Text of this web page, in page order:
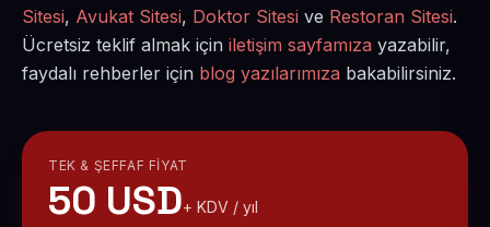
Sitesi, Avukat Sitesi, Doktor Sitesi ve Restoran Sitesi.
Ücretsiz teklif almak için iletişim sayfamıza yazabilir,
faydalı rehberler için blog yazılarımıza bakabilirsiniz.
TEK & ŞEFFAF FIYAT
50 USD+ KDV / yıl